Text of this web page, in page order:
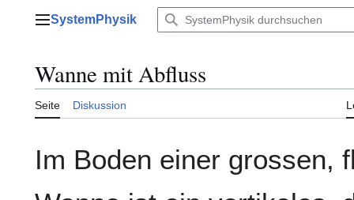
Hauptmenü
SystemPhysik
Wanne mit Abfluss
Seite Diskussion
Im Boden einer grossen,